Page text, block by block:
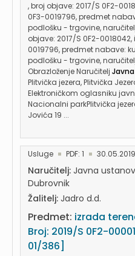
, broj objave: 2017/S 0F2-
0F3-0019796, predmet
podlošku - trgovine,
objave: 2017/S 0F2-
0019796, predmet nabave:
podlošku - trgovine,
Obrazloženje Naručitelj
Plitvička jezera, Plitvička
Elektroničkom oglasniku
Nacionalni parkPlitvička
Jovića 19 ...
Usluge PDF: 1
Naručitelj: Javna
Dubrovnik
Žalitelj: Jadro d.d.
Predmet: izrada
Broj: 2019/S 0F2-
01/386]